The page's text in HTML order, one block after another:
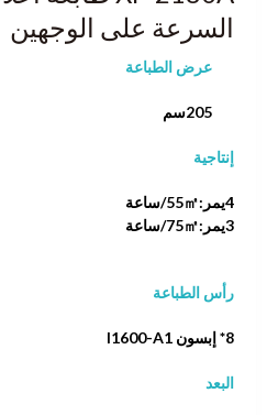
السرعة على الوجهين
عرض الطباعة
205سم
إنتاجية
4يمر:55㎡/ساعة
3يمر:75㎡/ساعة
رأس الطباعة
8* إبسون I1600-A1
البعد